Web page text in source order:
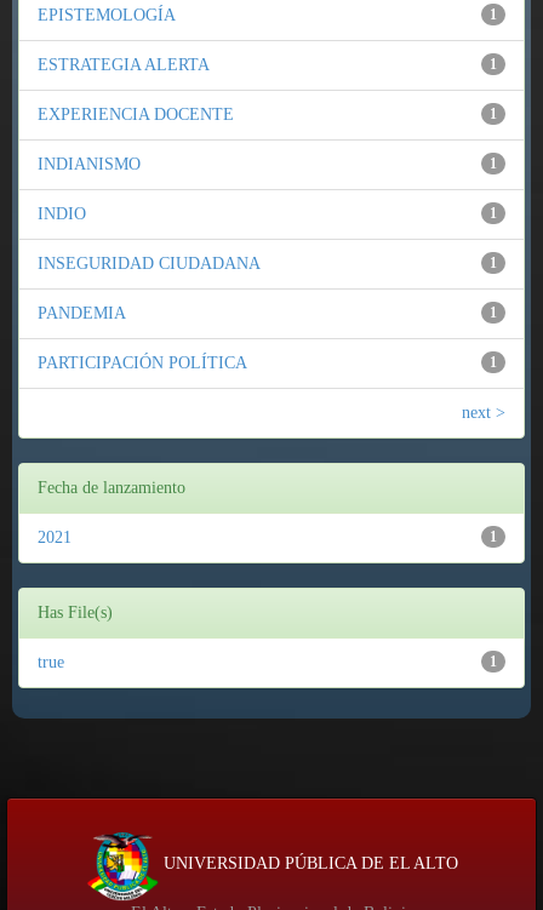
1
EPISTEMOLOGÍA
1
ESTRATEGIA ALERTA
1
EXPERIENCIA DOCENTE
1
INDIANISMO
1
INDIO
1
INSEGURIDAD CIUDADANA
1
PANDEMIA
1
PARTICIPACIÓN POLÍTICA
next >
Fecha de lanzamiento
1
2021
Has File(s)
1
true
UNIVERSIDAD PÚBLICA DE EL ALTO